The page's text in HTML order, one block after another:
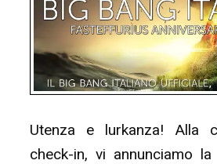
Utenza e lurkanza! Alla
check-in, vi annunciamo